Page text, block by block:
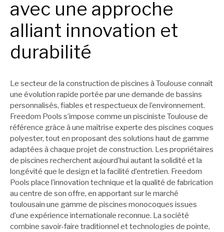
avec une approche
alliant innovation et
durabilité
Le secteur de la construction de piscines à Toulouse connaît
une évolution rapide portée par une demande de bassins
personnalisés, fiables et respectueux de l’environnement.
Freedom Pools s’impose comme un pisciniste Toulouse de
référence grâce à une maîtrise experte des piscines coques
polyester, tout en proposant des solutions haut de gamme
adaptées à chaque projet de construction. Les propriétaires
de piscines recherchent aujourd’hui autant la solidité et la
longévité que le design et la facilité d’entretien. Freedom
Pools place l’innovation technique et la qualité de fabrication
au centre de son offre, en apportant sur le marché
toulousain une gamme de piscines monocoques issues
d’une expérience internationale reconnue. La société
combine savoir-faire traditionnel et technologies de pointe,